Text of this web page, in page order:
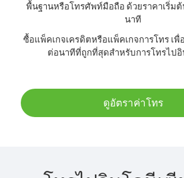
พื้นฐานหรือโทรศัพท์มือถือ ด้วยราคาเริ่มต้
นาที
ซื้อแพ็คเกจเครดิตหรือแพ็คเกจการโทร เพื่
ต่อนาทีที่ถูกที่สุดสำหรับการโทรไปอิ
ดูอัตราค่าโทร